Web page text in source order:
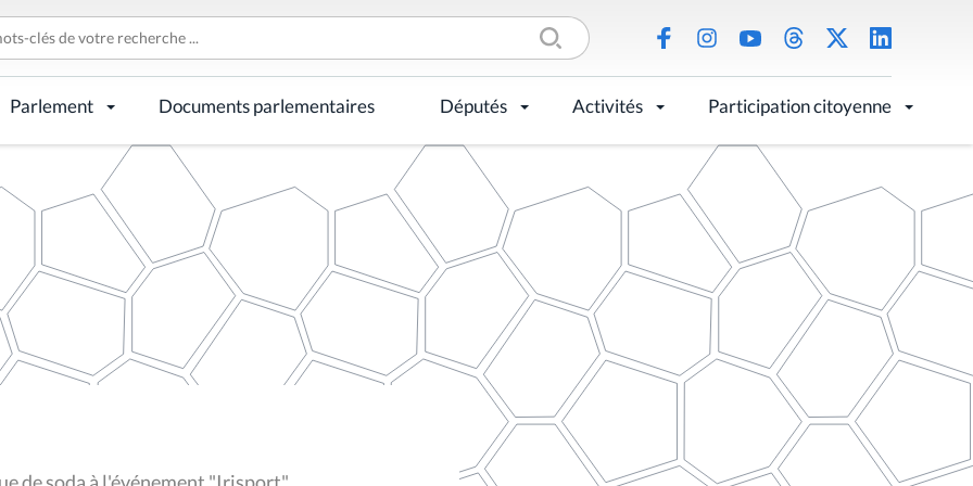
Parlement Documents parlementaires Députés Activités Participation citoyenne